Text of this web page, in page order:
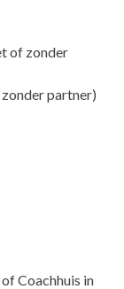
of zonder
partner)
Coachhuis in